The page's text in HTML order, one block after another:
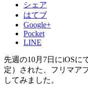
シェア
はてブ
Google+
Pocket
LINE
先週の10月7日にiOSに
定）された、フリマア
してみました。